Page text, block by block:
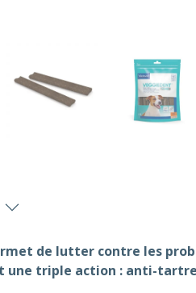
de lutter contre les
une triple action : anti-